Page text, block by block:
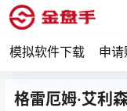
模拟软件下载 申请
格雷厄姆·艾利